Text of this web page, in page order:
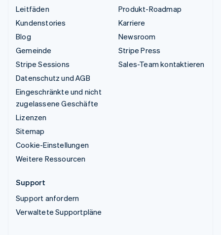
Leitfäden
Kundenstories
Blog
Gemeinde
Stripe Sessions
Datenschutz und AGB
Eingeschränkte und nicht
zugelassene Geschäfte
Lizenzen
Sitemap
Cookie-Einstellungen
Weitere Ressourcen
Produkt-Roadmap
Karriere
Newsroom
Stripe Press
Sales-Team kontaktieren
Support
Support anfordern
Verwaltete Supportpläne